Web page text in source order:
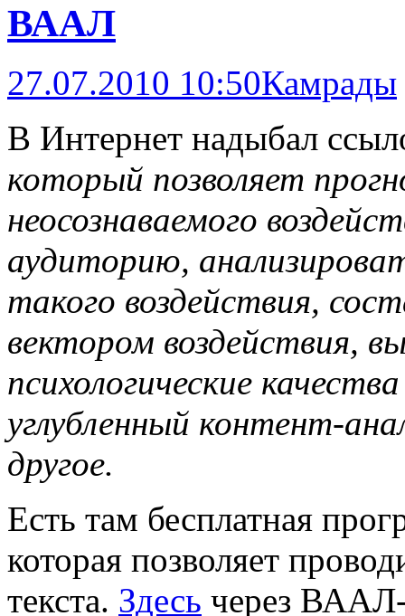
ВААЛ
27.07.2010 10:50Камрады
В Интернет надыбал
который позволяет
неосознаваемого
аудиторию,
такого воздействия,
вектором воздействия,
психологические
углубленный контент-
другое.
Есть там бесплатная
которая позволяет
текста. Здесь через